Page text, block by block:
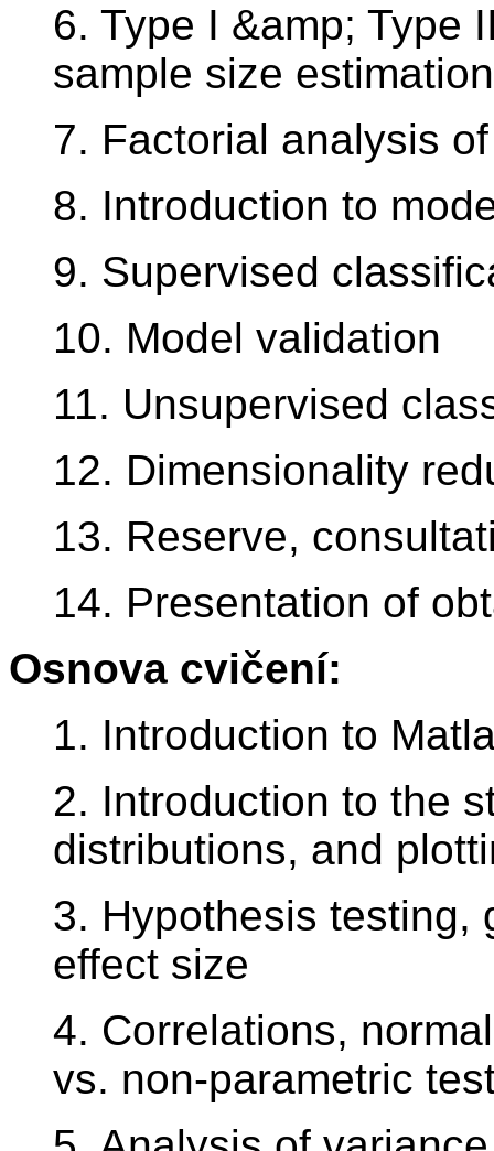
6. Type I &amp; Type
sample size estimation
7. Factorial analysis
8. Introduction to
9. Supervised
10. Model validation
11. Unsupervised
12. Dimensionality
13. Reserve,
14. Presentation of
Osnova cvičení:
1. Introduction to
2. Introduction to the
distributions, and
3. Hypothesis testing,
effect size
4. Correlations,
vs. non-parametric